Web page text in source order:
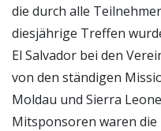
die durch alle
diesjährige Treffen
El Salvador bei den
von den ständigen
Moldau und Sierra
Mitsponsoren waren